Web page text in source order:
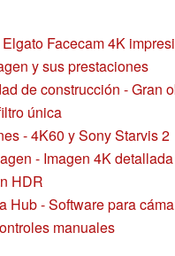
Facecam 4K
y sus prestaciones
de construcción - Gran
única
- 4K60 y Sony Starvis 2
- Imagen 4K detallada
HDR
Hub - Software para
manuales